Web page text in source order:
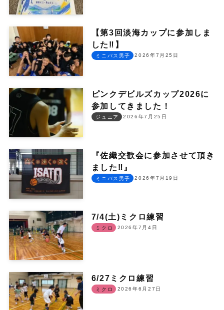
【第3回淡海カップに参加しま
した‼︎】
2026年7月25日
ミニバス男子
ピンクデビルズカップ2026に
参加してきました！
2026年7月25日
ジュニア
『佐織交歓会に参加させて頂き
ました‼︎』
2026年7月19日
ミニバス男子
7/4(土)ミクロ練習
2026年7月4日
ミクロ
6/27ミクロ練習
2026年6月27日
ミクロ